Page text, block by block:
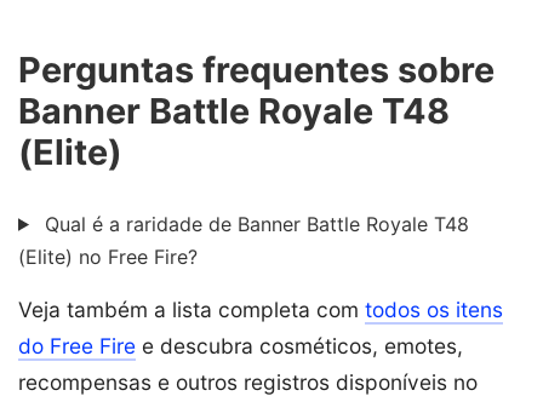
Perguntas frequentes sobre
Banner Battle Royale T48
(Elite)
Qual é a raridade de Banner Battle Royale T48
(Elite) no Free Fire?
Veja também a lista completa com todos os itens
do Free Fire e descubra cosméticos, emotes,
recompensas e outros registros disponíveis no